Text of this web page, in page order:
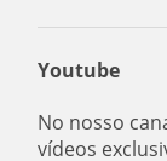
Youtube
No nosso
vídeos